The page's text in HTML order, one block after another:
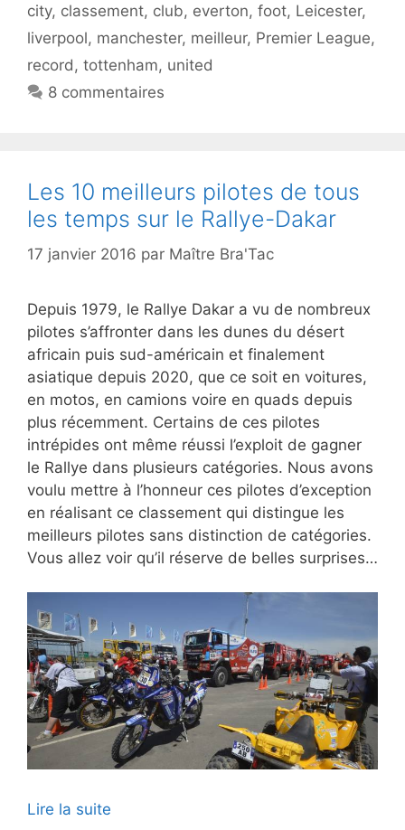
city, classement, club, everton, foot, Leicester,
liverpool, manchester, meilleur, Premier League,
record, tottenham, united
8 commentaires
Les 10 meilleurs pilotes de tous
les temps sur le Rallye-Dakar
17 janvier 2016 par Maître Bra'Tac
Depuis 1979, le Rallye Dakar a vu de nombreux
pilotes s’affronter dans les dunes du désert
africain puis sud-américain et finalement
asiatique depuis 2020, que ce soit en voitures,
en motos, en camions voire en quads depuis
plus récemment. Certains de ces pilotes
intrépides ont même réussi l’exploit de gagner
le Rallye dans plusieurs catégories. Nous avons
voulu mettre à l’honneur ces pilotes d’exception
en réalisant ce classement qui distingue les
meilleurs pilotes sans distinction de catégories.
Vous allez voir qu’il réserve de belles surprises…
Lire la suite